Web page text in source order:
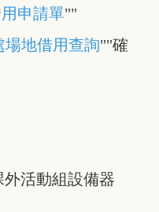
申請單""
場地借用查詢""確
活動組設備器